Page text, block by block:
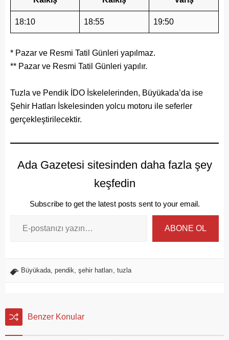
18:10 18:55 19:50
* Pazar ve Resmi Tatil Günleri yapılmaz.
** Pazar ve Resmi Tatil Günleri yapılır.
Tuzla ve Pendik İDO İskelelerinden, Büyükada’da ise
Şehir Hatları İskelesinden yolcu motoru ile seferler
gerçekleştirilecektir.
Ada Gazetesi sitesinden daha fazla şey
keşfedin
Subscribe to get the latest posts sent to your email.
ABONE OL
Büyükada, pendik, şehir hatları, tuzla
Benzer Konular